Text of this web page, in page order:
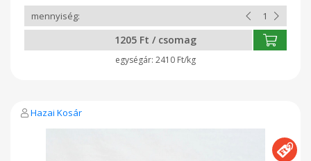
kalácsokba. Lágy, ezért igen gyorsan megfő, zabkásához is
tökéletes, önmagában is kellemes tejjel, vagy joghurttal.
Ellenőrizte: Biokontroll Hungária Nonprofit Kft. HU-ÖKÖ-01
1205 Ft / csomag
2410 Ft/kg
Hazai Kosár